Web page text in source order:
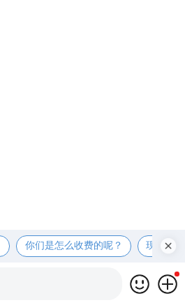
你们是怎么收费的呢？ 现在有